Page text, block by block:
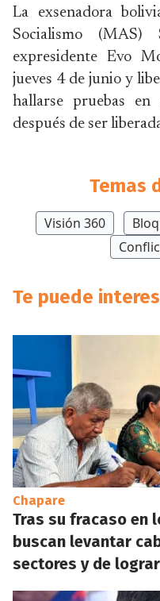
La exsenadora
Socialismo
expresidente Evo
jueves 4 de junio y
hallarse pruebas
después de ser
Temas
Visión 360
Te puede
Chapare
Tras su fracaso en
buscan levantar
sectores y de